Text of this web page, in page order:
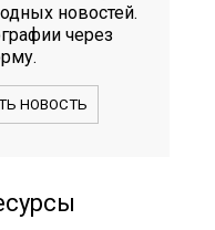
новостей.
через
НОВОСТЬ